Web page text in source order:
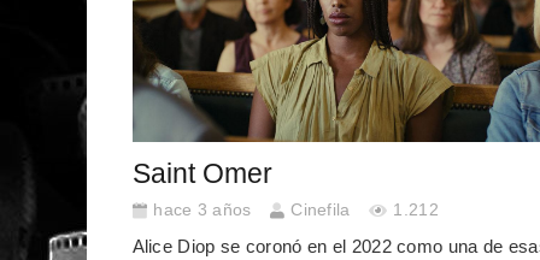
Saint Omer
hace 3 años Cinefila 1.212
Alice Diop se coronó en el 2022 como una de